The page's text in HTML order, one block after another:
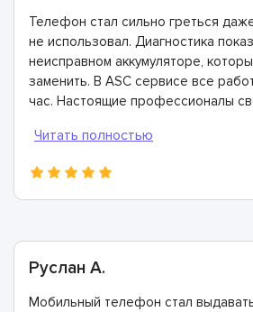
Телефон стал сильно греться
не использовал. Диагностика
неисправном аккумуляторе,
заменить. В ASC сервисе все
час. Настоящие профессионалы
Руслан А.
Мобильный телефон стал